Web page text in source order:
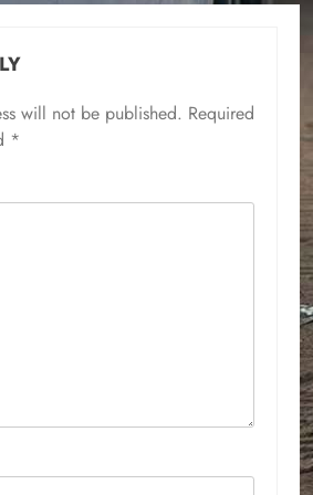
will not be published. Required
*